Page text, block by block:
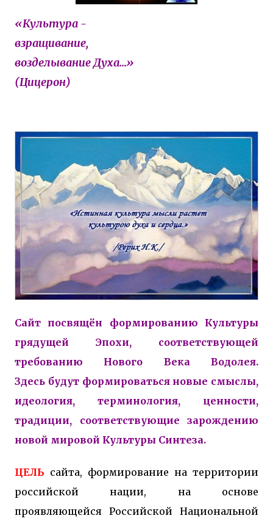
«Культура -
взращивание,
возделывание Духа…»
(Цицерон)
Сайт посвящён формированию Культуры
грядущей Эпохи, соответствующей
требованию Нового Века Водолея.
Здесь будут формироваться новые смыслы,
идеология, терминология, ценности,
традиции, соответствующие зарождению
новой мировой Культуры Синтеза.
ЦЕЛЬ сайта, формирование на территории
российской нации, на основе
проявляющейся Российской Национальной